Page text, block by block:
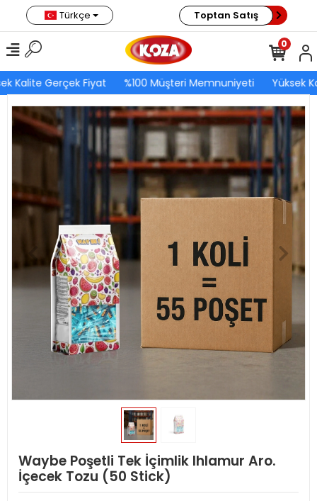
Kalite Gerçek Fiyat %100 Müşteri Memnuniyeti Yüksek
Türkçe Toptan Satış
0
Waybe Poşetli Tek İçimlik Ihlamur Aro.
İçecek Tozu (50 Stick)